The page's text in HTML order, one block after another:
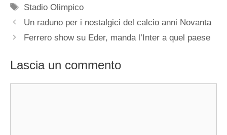
Tag
Stadio Olimpico
Un raduno per i nostalgici del calcio anni Novanta
Ferrero show su Eder, manda l’Inter a quel paese
Lascia un commento